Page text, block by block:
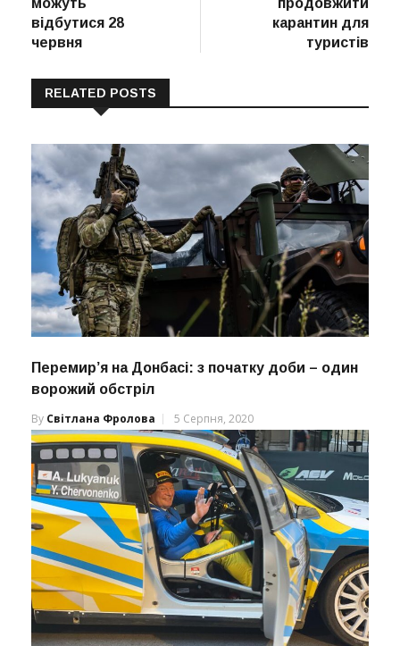
можуть
відбутися 28
червня
продовжити
карантин для
туристів
RELATED POSTS
Перемир’я на Донбасі: з початку доби – один
ворожий обстріл
By Світлана Фролова 5 Серпня, 2020